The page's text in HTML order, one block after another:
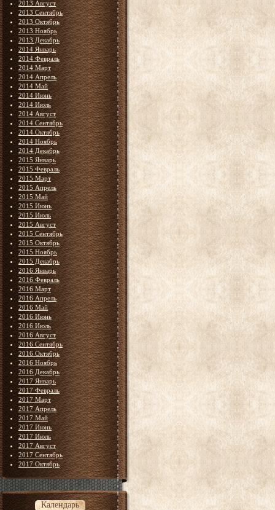
2013 Август
2013 Сентябрь
2013 Октябрь
2013 Ноябрь
2013 Декабрь
2014 Январь
2014 Февраль
2014 Март
2014 Апрель
2014 Май
2014 Июнь
2014 Июль
2014 Август
2014 Сентябрь
2014 Октябрь
2014 Ноябрь
2014 Декабрь
2015 Январь
2015 Февраль
2015 Март
2015 Апрель
2015 Май
2015 Июнь
2015 Июль
2015 Август
2015 Сентябрь
2015 Октябрь
2015 Ноябрь
2015 Декабрь
2016 Январь
2016 Февраль
2016 Март
2016 Апрель
2016 Май
2016 Июнь
2016 Июль
2016 Август
2016 Сентябрь
2016 Октябрь
2016 Ноябрь
2016 Декабрь
2017 Январь
2017 Февраль
2017 Март
2017 Апрель
2017 Май
2017 Июнь
2017 Июль
2017 Август
2017 Сентябрь
2017 Октябрь
Календарь